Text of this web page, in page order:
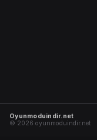
Oyunmoduindir.net
© 2026 oyunmoduindir.net